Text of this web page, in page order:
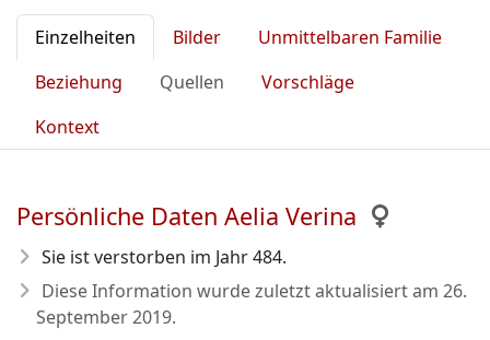
Einzelheiten Bilder
Unmittelbaren Familie
Beziehung
Quellen
Vorschläge
Kontext
Persönliche Daten Aelia Verina
Sie ist verstorben im Jahr 484.
Diese Information wurde zuletzt aktualisiert am 26.
September 2019.